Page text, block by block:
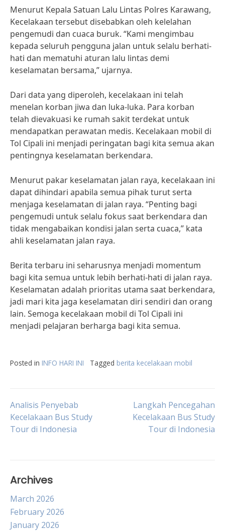
Menurut Kepala Satuan Lalu Lintas Polres Karawang,
Kecelakaan tersebut disebabkan oleh kelelahan
pengemudi dan cuaca buruk. “Kami mengimbau
kepada seluruh pengguna jalan untuk selalu berhati-
hati dan mematuhi aturan lalu lintas demi
keselamatan bersama,” ujarnya.
Dari data yang diperoleh, kecelakaan ini telah
menelan korban jiwa dan luka-luka. Para korban
telah dievakuasi ke rumah sakit terdekat untuk
mendapatkan perawatan medis. Kecelakaan mobil di
Tol Cipali ini menjadi peringatan bagi kita semua akan
pentingnya keselamatan berkendara.
Menurut pakar keselamatan jalan raya, kecelakaan ini
dapat dihindari apabila semua pihak turut serta
menjaga keselamatan di jalan raya. “Penting bagi
pengemudi untuk selalu fokus saat berkendara dan
tidak mengabaikan kondisi jalan serta cuaca,” kata
ahli keselamatan jalan raya.
Berita terbaru ini seharusnya menjadi momentum
bagi kita semua untuk lebih berhati-hati di jalan raya.
Keselamatan adalah prioritas utama saat berkendara,
jadi mari kita jaga keselamatan diri sendiri dan orang
lain. Semoga kecelakaan mobil di Tol Cipali ini
menjadi pelajaran berharga bagi kita semua.
Posted in INFO HARI INI Tagged berita kecelakaan mobil
Post
navigation
Analisis Penyebab
Kecelakaan Bus Study
Tour di Indonesia
Langkah Pencegahan
Kecelakaan Bus Study
Tour di Indonesia
Archives
March 2026
February 2026
January 2026